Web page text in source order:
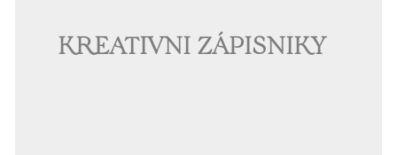
KREATIVNÍ ZÁPISNÍKY